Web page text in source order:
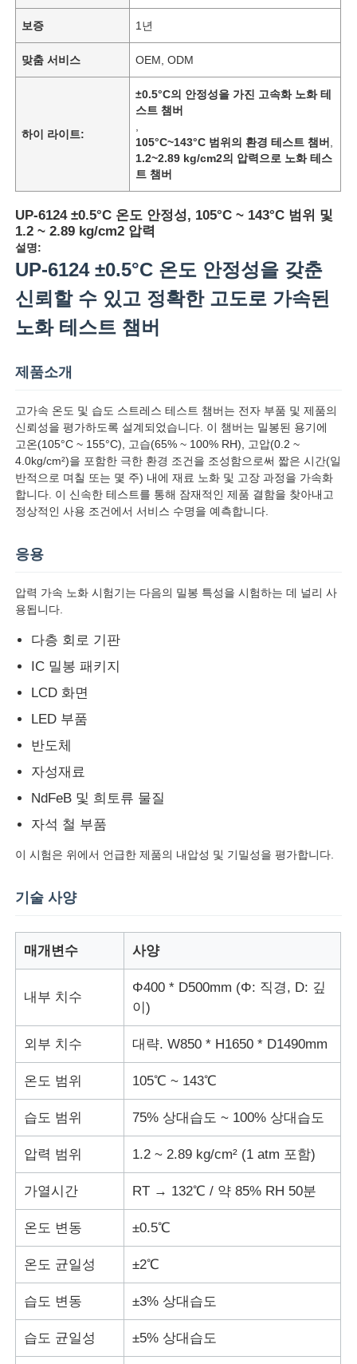
제품 소개
회사 소개
공장 투어
품질 관리
연락처
견적 요청
연구소 시험 장비
환경 테스트 챔버
범용 테스트 머신
충격 시험기
마모시험기
충돌 시험 장비
신발 테스트 장비
건축물 시험 장비
패키지 테스트 장비
보증 1년
맞춤 서비스 OEM, ODM
하이 라이트:
±0.5°C의 안정성을 가진 고속화 노화 테
스트 챔버
105°C~143°C 범위의 환경 테스트 챔버
1.2~2.89 kg/cm2의 압력으로 노화 테스
트 챔버
UP-6124 ±0.5°C 온도 안정성, 105°C ~ 143°C 범위 및
1.2 ~ 2.89 kg/cm2 압력
설명:
UP-6124 ±0.5°C 온도 안정성을 갖춘
신뢰할 수 있고 정확한 고도로 가속된
노화 테스트 챔버
제품소개
고가속 온도 및 습도 스트레스 테스트 챔버는 전자 부품 및 제품의
신뢰성을 평가하도록 설계되었습니다. 이 챔버는 밀봉된 용기에
고온(105°C ~ 155°C), 고습(65% ~ 100% RH), 고압(0.2 ​​~
4.0kg/cm²)을 포함한 극한 환경 조건을 조성함으로써 짧은 시간(일
반적으로 며칠 또는 몇 주) 내에 재료 노화 및 고장 과정을 가속화
합니다. 이 신속한 테스트를 통해 잠재적인 제품 결함을 찾아내고
정상적인 사용 조건에서 서비스 수명을 예측합니다.
응용
압력 가속 노화 시험기는 다음의 밀봉 특성을 시험하는 데 널리 사
용됩니다.
다층 회로 기판
IC 밀봉 패키지
LCD 화면
LED 부품
반도체
자성재료
NdFeB 및 희토류 물질
자석 철 부품
이 시험은 위에서 언급한 제품의 내압성 및 기밀성을 평가합니다.
기술 사양
매개변수 사양
내부 치수
Φ400 * D500mm (Φ: 직경, D: 깊
이)
외부 치수 대략. W850 * H1650 * D1490mm
온도 범위 105℃ ~ 143℃
습도 범위 75% 상대습도 ~ 100% 상대습도
압력 범위 1.2 ~ 2.89 kg/cm² (1 atm 포함)
가열시간 RT → 132℃ / 약 85% RH 50분
온도 변동 ±0.5℃
온도 균일성 ±2℃
습도 변동 ±3% 상대습도
습도 균일성 ±5% 상대습도